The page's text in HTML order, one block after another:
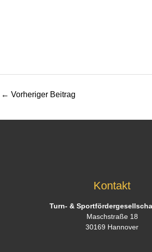
← Vorheriger Beitrag
Kontakt
Turn- &
Maschstraße 18
30169 Hannover